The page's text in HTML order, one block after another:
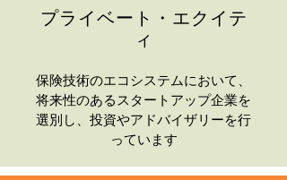
プライベート・エクイテ
ィ
保険技術のエコシステムにおいて、
将来性のあるスタートアップ企業を
選別し、投資やアドバイザリーを行
っています